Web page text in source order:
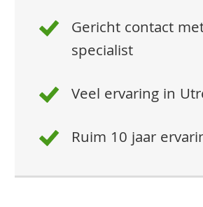
Gericht contact
specialist
Veel ervaring in
Ruim 10 jaar